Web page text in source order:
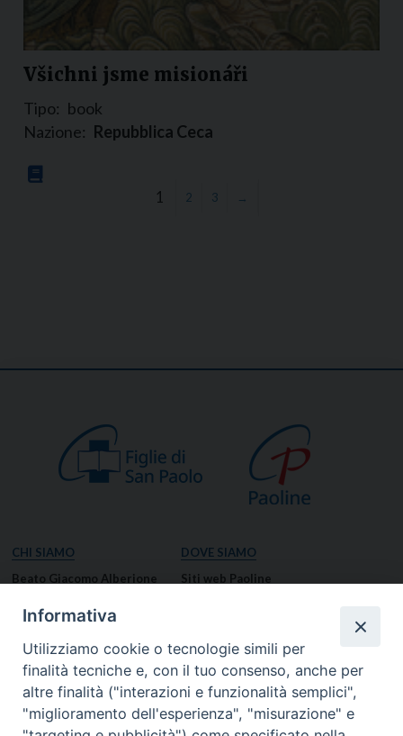
Všichni jsme misionáři
Tipo: book
Nazione: Repubblica Ceca
1 2 3 →
CHI SIAMO
Beato Giacomo Alberione
Missione Paolina
Luoghi delle Origini
Governo Generale
DOVE SIAMO
Siti web Paoline
Notizie dal governo generale
Notizie in breve
RISORSE
Informativa
Utilizziamo cookie o tecnologie simili per
finalità tecniche e, con il tuo consenso, anche per
altre finalità ("interazioni e funzionalità semplici",
"miglioramento dell'esperienza", "misurazione" e